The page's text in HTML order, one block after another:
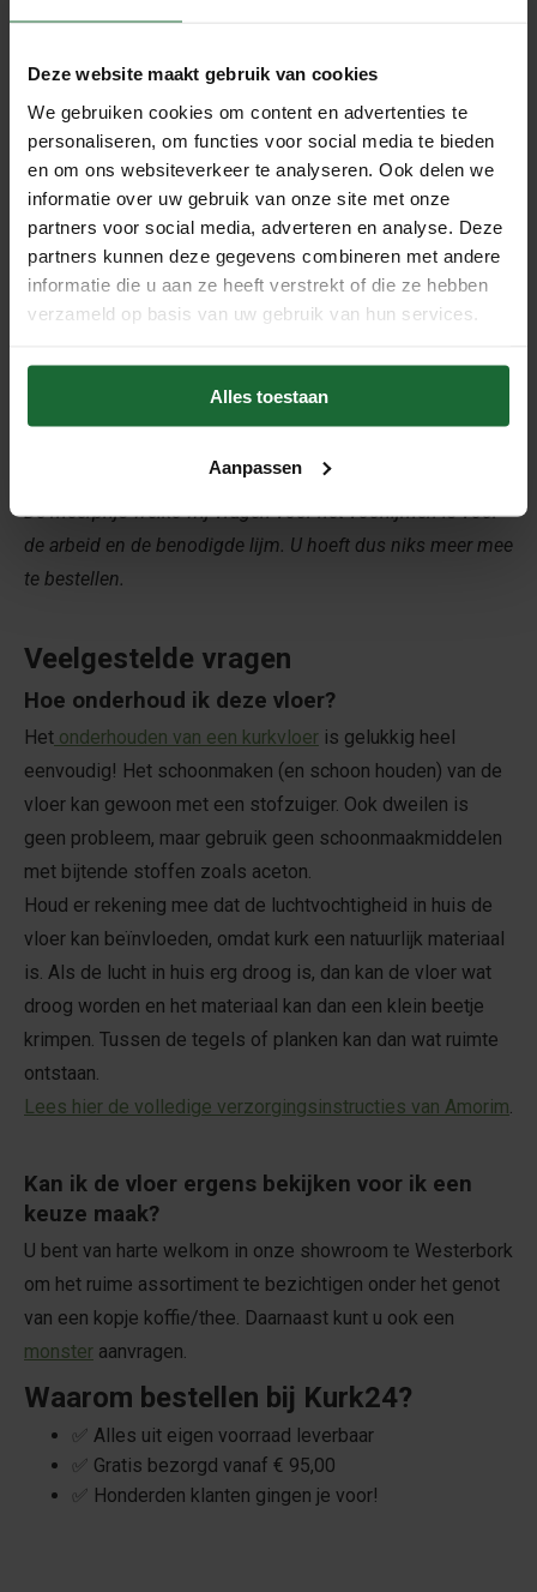
Deze website maakt gebruik van cookies
We gebruiken cookies om content en advertenties te
personaliseren, om functies voor social media te bieden
en om ons websiteverkeer te analyseren. Ook delen we
informatie over uw gebruik van onze site met onze
partners voor social media, adverteren en analyse. Deze
partners kunnen deze gegevens combineren met andere
informatie die u aan ze heeft verstrekt of die ze hebben
verzameld op basis van uw gebruik van hun services.
Alles toestaan
Aanpassen
Type kurkvloer: plak kurkvloer
Merk: Amorim
Slijtklasse 23
Productnaam: Fashionable Antique White
De prijs / het te bestellen aantal van deze vloer is per
m²
Voorlijmen
Een kurkvloer wordt verlijmd met tweezijdige contactlijm.
De meerprijs welke wij vragen voor het voorlijmen is voor
de arbeid en de benodigde lijm. U hoeft dus niks meer mee
te bestellen.
Veelgestelde vragen
Hoe onderhoud ik deze vloer?
Het onderhouden van een kurkvloer is gelukkig heel
eenvoudig! Het schoonmaken (en schoon houden) van de
vloer kan gewoon met een stofzuiger. Ook dweilen is
geen probleem, maar gebruik geen schoonmaakmiddelen
met bijtende stoffen zoals aceton.
Houd er rekening mee dat de luchtvochtigheid in huis de
vloer kan beïnvloeden, omdat kurk een natuurlijk materiaal
is. Als de lucht in huis erg droog is, dan kan de vloer wat
droog worden en het materiaal kan dan een klein beetje
krimpen. Tussen de tegels of planken kan dan wat ruimte
ontstaan.
Lees hier de volledige verzorgingsinstructies van Amorim.
Kan ik de vloer ergens bekijken voor ik een
keuze maak?
U bent van harte welkom in onze showroom te Westerbork
om het ruime assortiment te bezichtigen onder het genot
van een kopje koffie/thee. Daarnaast kunt u ook een
monster aanvragen.
Waarom bestellen bij Kurk24?
✅ Alles uit eigen voorraad leverbaar
✅ Gratis bezorgd vanaf € 95,00
✅ Honderden klanten gingen je voor!